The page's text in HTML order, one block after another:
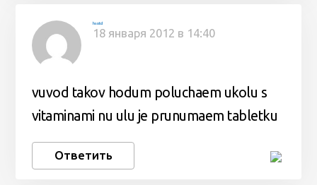
hsotd
18 января 2012 в 14:40
vuvod takov hodum poluchaem ukolu s
vitaminami nu ulu je prunumaem tabletku
Ответить